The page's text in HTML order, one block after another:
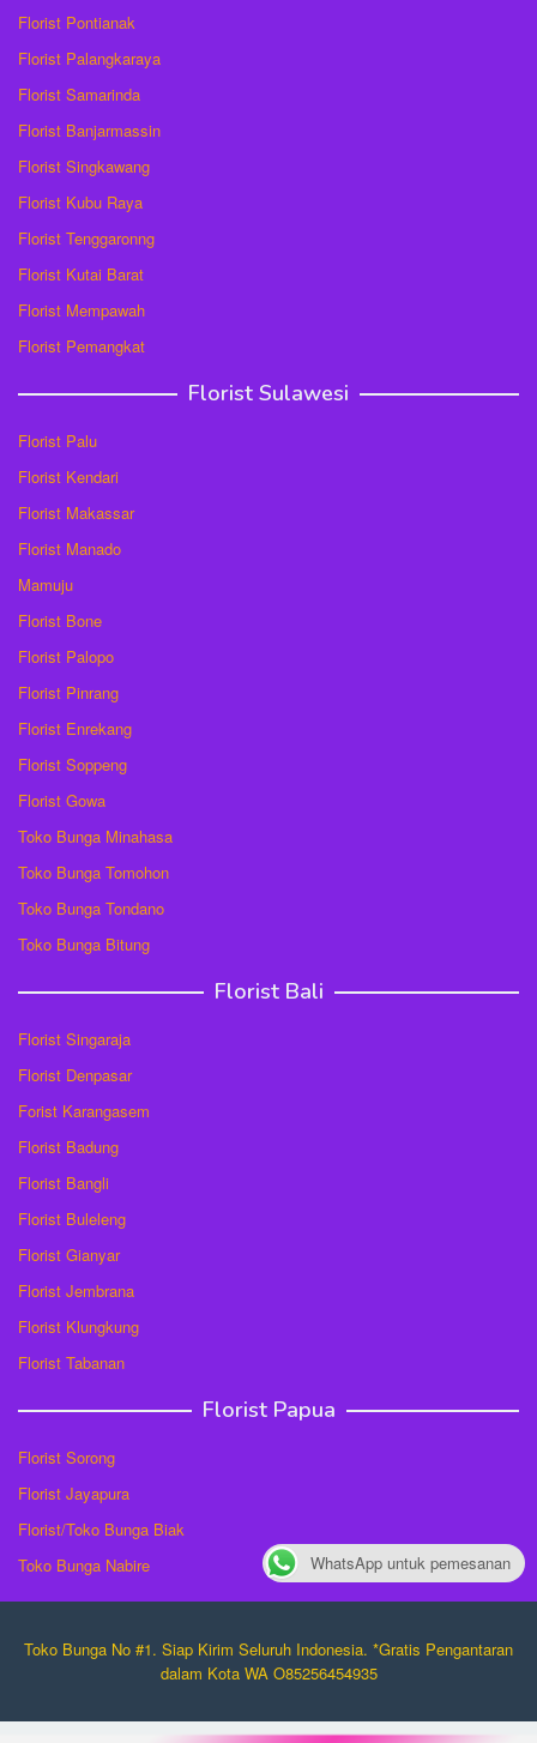
Florist Pontianak
Florist Palangkaraya
Florist Samarinda
Florist Banjarmassin
Florist Singkawang
Florist Kubu Raya
Florist Tenggaronng
Florist Kutai Barat
Florist Mempawah
Florist Pemangkat
Florist Sulawesi
Florist Palu
Florist Kendari
Florist Makassar
Florist Manado
Mamuju
Florist Bone
Florist Palopo
Florist Pinrang
Florist Enrekang
Florist Soppeng
Florist Gowa
Toko Bunga Minahasa
Toko Bunga Tomohon
Toko Bunga Tondano
Toko Bunga Bitung
Florist Bali
Florist Singaraja
Florist Denpasar
Forist Karangasem
Florist Badung
Florist Bangli
Florist Buleleng
Florist Gianyar
Florist Jembrana
Florist Klungkung
Florist Tabanan
Florist Papua
Florist Sorong
Florist Jayapura
Florist/Toko Bunga Biak
Toko Bunga Nabire
Toko Bunga No #1. Siap Kirim Seluruh Indonesia. *Gratis Pengantaran
dalam Kota WA O85256454935
WhatsApp untuk pemesanan